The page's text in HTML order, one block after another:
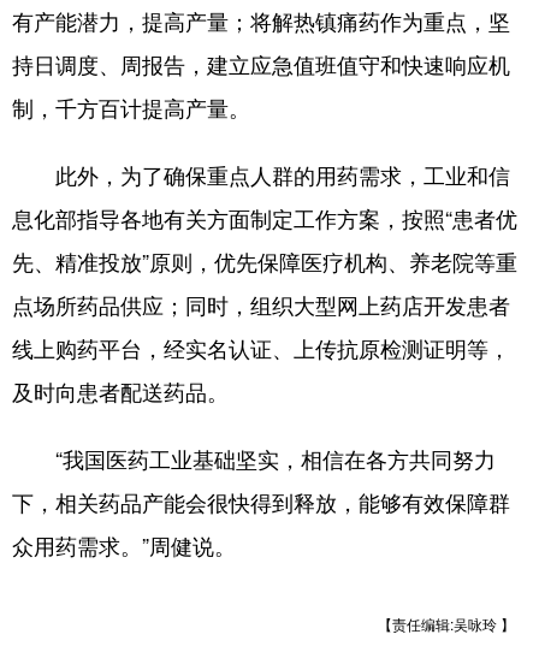
English Español Français عربى
Русский язык 日本語 한국어
Deutsch Português
有产能潜力，提高产量；将解热镇痛药作为重点，坚
持日调度、周报告，建立应急值班值守和快速响应机
制，千方百计提高产量。
此外，为了确保重点人群的用药需求，工业和信
息化部指导各地有关方面制定工作方案，按照“患者优
先、精准投放”原则，优先保障医疗机构、养老院等重
点场所药品供应；同时，组织大型网上药店开发患者
线上购药平台，经实名认证、上传抗原检测证明等，
及时向患者配送药品。
“我国医药工业基础坚实，相信在各方共同努力
下，相关药品产能会很快得到释放，能够有效保障群
众用药需求。”周健说。
【责任编辑:吴咏玲 】